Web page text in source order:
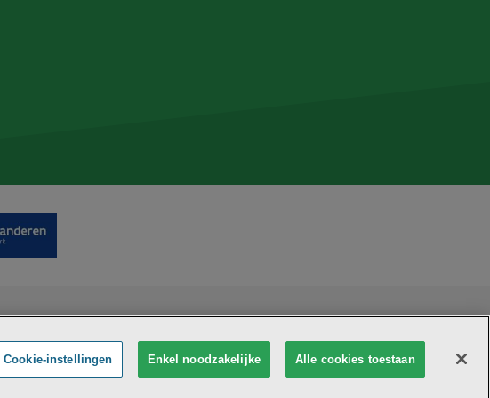
Maatschappelijke zetel Edgard Tinellaan 1c, 2800 Mechelen
BE 0411 515 075, RPR Antwerpen (Mechelen)
Cookie-instellingen Enkel noodzakelijke Alle cookies toestaan